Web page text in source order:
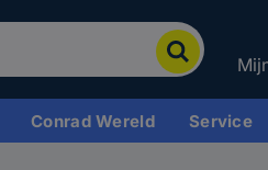
Conrad Wereld Service